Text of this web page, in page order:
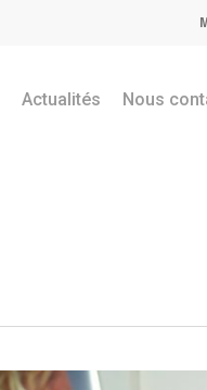
Actualités Nous